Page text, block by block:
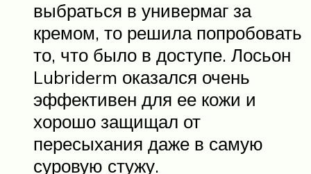
выбраться в универмаг за
кремом, то решила попробовать
то, что было в доступе. Лосьон
Lubriderm оказался очень
эффективен для ее кожи и
хорошо защищал от
пересыхания даже в самую
суровую стужу.